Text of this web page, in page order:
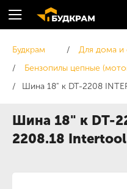
Будкрам
Для дома и
Бензопилы цепные
Шина 18" к DT-2208
Шина 18" к DT-
2208.18